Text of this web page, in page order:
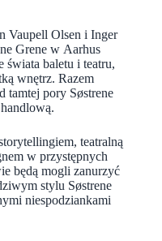
Vaupell Olsen i Inger
Grene w Aarhus
baletu i teatru,
wnętrz. Razem
tamtej pory Søstrene
teatralną
w przystępnych
będą mogli zanurzyć
stylu Søstrene
niespodziankami